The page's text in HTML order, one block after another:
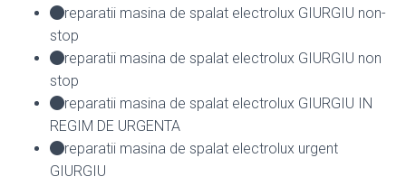
reparatii masina de spalat electrolux GIURGIU non-
stop
reparatii masina de spalat electrolux GIURGIU non
stop
reparatii masina de spalat electrolux GIURGIU IN
REGIM DE URGENTA
reparatii masina de spalat electrolux urgent
GIURGIU